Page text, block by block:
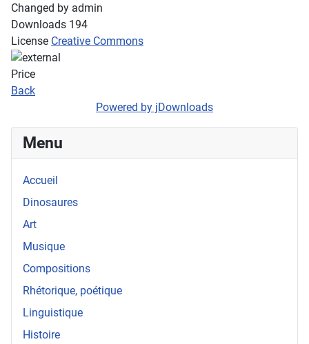
Changed by admin
Downloads 194
License Creative Commons
Price
Back
Powered by jDownloads
Menu
Accueil
Dinosaures
Art
Musique
Compositions
Rhétorique, poétique
Linguistique
Histoire